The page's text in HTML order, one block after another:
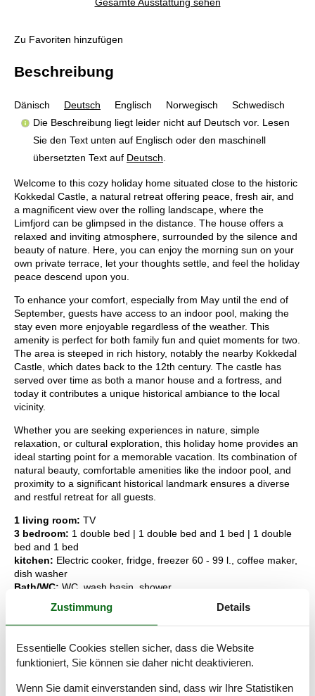
Gesamte Ausstattung sehen
Zu Favoriten hinzufügen
Beschreibung
Dänisch Deutsch Englisch Norwegisch
Schwedisch
Die Beschreibung liegt leider nicht auf Deutsch vor. Lesen
Sie den Text unten auf Englisch oder den maschinell
übersetzten Text auf Deutsch.
Welcome to this cozy holiday home situated close to the historic
Kokkedal Castle, a natural retreat offering peace, fresh air, and
a magnificent view over the rolling landscape, where the
Limfjord can be glimpsed in the distance. The house offers a
relaxed and inviting atmosphere, surrounded by the silence and
beauty of nature. Here, you can enjoy the morning sun on your
own private terrace, let your thoughts settle, and feel the holiday
peace descend upon you.
To enhance your comfort, especially from May until the end of
September, guests have access to an indoor pool, making the
stay even more enjoyable regardless of the weather. This
amenity is perfect for both family fun and quiet moments for two.
The area is steeped in rich history, notably the nearby Kokkedal
Castle, which dates back to the 12th century. The castle has
served over time as both a manor house and a fortress, and
today it contributes a unique historical ambiance to the local
vicinity.
Whether you are seeking experiences in nature, simple
relaxation, or cultural exploration, this holiday home provides an
ideal starting point for a memorable vacation. Its combination of
natural beauty, comfortable amenities like the indoor pool, and
proximity to a significant historical landmark ensures a diverse
and restful retreat for all guests.
1 living room: TV
3 bedroom: 1 double bed | 1 double bed and 1 bed | 1 double
bed and 1 bed
kitchen: Electric cooker, fridge, freezer 60 - 99 l., coffee maker,
dish washer
Bath/WC: WC, wash basin, shower
1 Outdoor:
Garden furniture, Terrasse
Wood pellet furnace, natural plot 7000 m2 , scenic
surroundings
Key Information
The holiday home is at your disposal from 15:00 o'clock on
The key can be picked up at the house.
Zustimmung Details
Essentielle Cookies stellen sicher, dass die Website
funktioniert, Sie können sie daher nicht deaktivieren.
Wenn Sie damit einverstanden sind, dass wir Ihre Statistiken